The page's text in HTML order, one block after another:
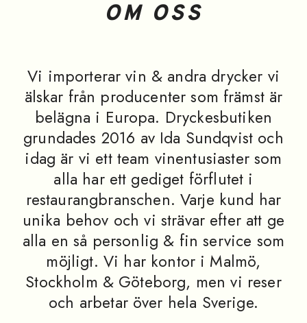
OM OSS
Vi importerar vin & andra drycker vi
älskar från producenter som främst är
belägna i Europa. Dryckesbutiken
grundades 2016 av Ida Sundqvist och
idag är vi ett team vinentusiaster som
alla har ett gediget förflutet i
restaurangbranschen. Varje kund har
unika behov och vi strävar efter att ge
alla en så personlig & fin service som
möjligt. Vi har kontor i Malmö,
Stockholm & Göteborg, men vi reser
och arbetar över hela Sverige.